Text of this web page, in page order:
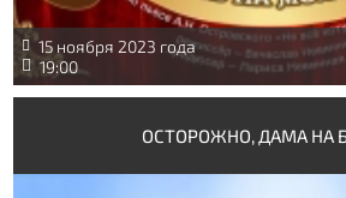
15 ноября 2023 года
19:00
ОСТОРОЖНО, ДАМА НА